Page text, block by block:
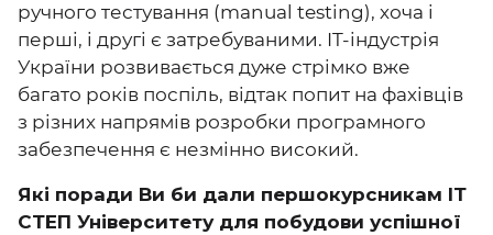
ручного тестування (manual testing), хоча і
перші, і другі є затребуваними. IT-індустрія
України розвивається дуже стрімко вже
багато років поспіль, відтак попит на фахівців
з різних напрямів розробки програмного
забезпечення є незмінно високий.
Які поради Ви би дали першокурсникам ІТ
СТЕП Університету для побудови успішної